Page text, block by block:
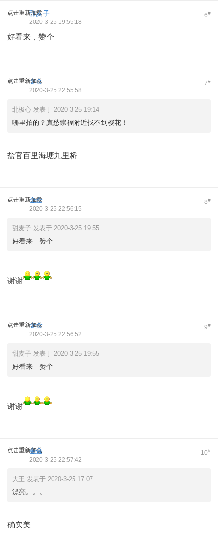
点击重新加载 6#
甜麦子
2020-3-25 19:55:18
好看来，赞个
点击重新加载 7#
金金
2020-3-25 22:55:58
北极心 发表于 2020-3-25 19:14
哪里拍的？真愁崇福附近找不到樱花！
盐官百里海塘九里桥
点击重新加载 8#
金金
2020-3-25 22:56:15
甜麦子 发表于 2020-3-25 19:55
好看来，赞个
谢谢
点击重新加载 9#
金金
2020-3-25 22:56:52
甜麦子 发表于 2020-3-25 19:55
好看来，赞个
谢谢
点击重新加载 10#
金金
2020-3-25 22:57:42
大王 发表于 2020-3-25 17:07
漂亮。。。
确实美